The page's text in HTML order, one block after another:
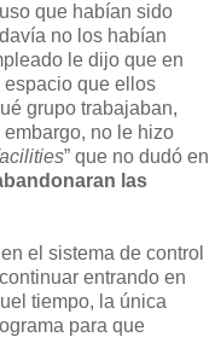
que habían sido
no los habían
le dijo que en
espacio que ellos
grupo trabajaban,
no le hizo
” que no dudó en
las
en el sistema de control
entrando en
tiempo, la única
para que